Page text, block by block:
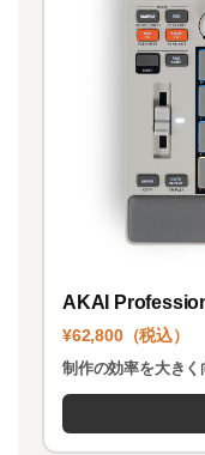
AKAI
¥62,800（税込）
制作の効率を大きく